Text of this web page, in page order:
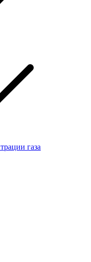
газа